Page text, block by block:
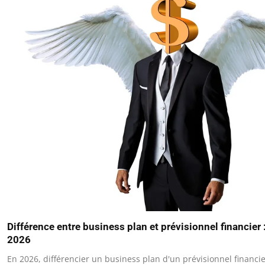
Différence entre business plan et prévisionnel financier
2026
En 2026, différencier un business plan d'un prévisionnel